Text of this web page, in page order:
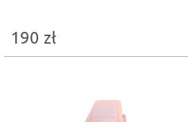
190 zł